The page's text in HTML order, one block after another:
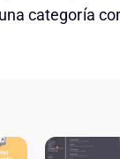
categoría